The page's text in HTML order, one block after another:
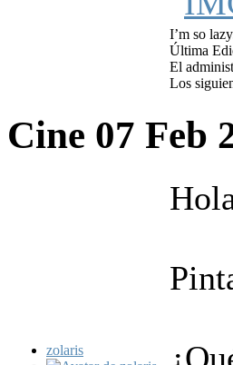
I’m so
Última
El
Los
Cine 07 Feb
zolaris